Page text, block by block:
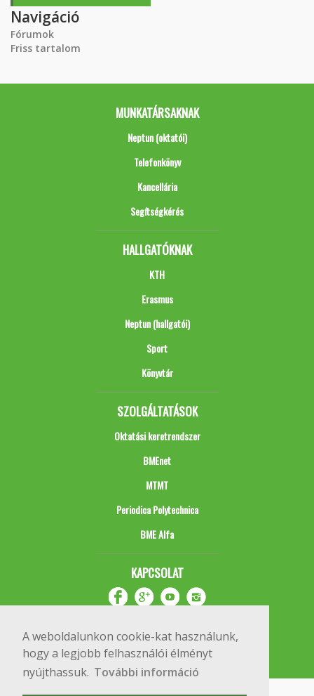
A weboldalunkon cookie-kat használunk,
hogy a legjobb felhasználói élményt
nyújthassuk. További információ
Navigáció
Fórumok
Friss tartalom
MUNKATÁRSAKNAK
Neptun (oktatói)
Telefonkönyv
Kancellária
Segítségkérés
HALLGATÓKNAK
KTH
Erasmus
Neptun (hallgatói)
Sport
Könyvtár
SZOLGÁLTATÁSOK
Oktatási keretrendszer
BMEnet
MTMT
Periodica Polytechnica
BME Alfa
KAPCSOLAT